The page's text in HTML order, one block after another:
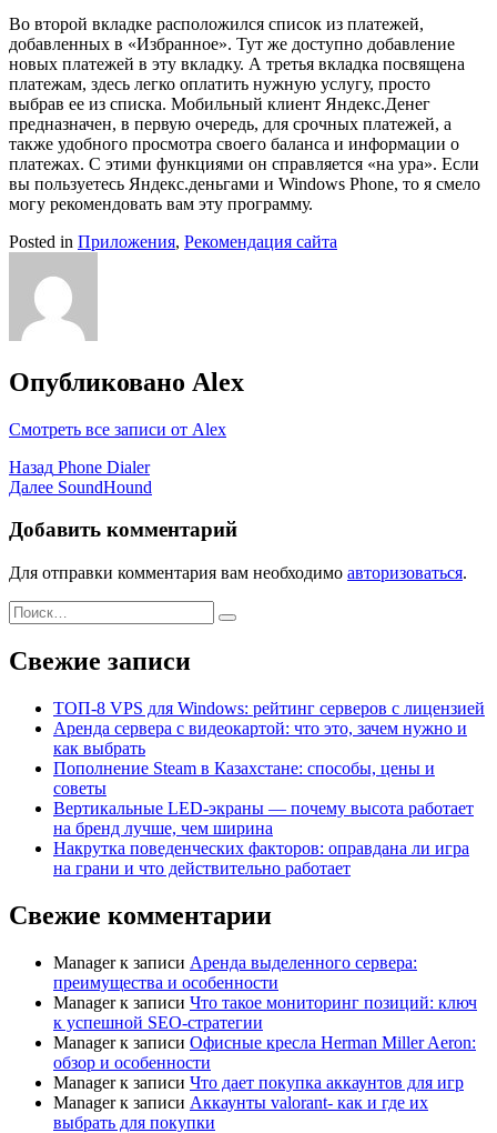
Во второй вкладке расположился список из платежей,
добавленных в «Избранное». Тут же доступно добавление
новых платежей в эту вкладку. А третья вкладка посвящена
платежам, здесь легко оплатить нужную услугу, просто
выбрав ее из списка. Мобильный клиент Яндекс.Денег
предназначен, в первую очередь, для срочных платежей, а
также удобного просмотра своего баланса и информации о
платежах. С этими функциями он справляется «на ура». Если
вы пользуетесь Яндекс.деньгами и Windows Phone, то я смело
могу рекомендовать вам эту программу.
Posted in Приложения, Рекомендация сайта
Опубликовано Alex
Смотреть все записи от Alex
Навигация
по
записям
Назад Phone Dialer
Далее SoundHound
Добавить комментарий
Для отправки комментария вам необходимо авторизоваться.
Поиск
Найти
Свежие записи
ТОП-8 VPS для Windows: рейтинг серверов с лицензией
Аренда сервера с видеокартой: что это, зачем нужно и
как выбрать
Пополнение Steam в Казахстане: способы, цены и
советы
Вертикальные LED-экраны — почему высота работает
на бренд лучше, чем ширина
Накрутка поведенческих факторов: оправдана ли игра
на грани и что действительно работает
Свежие комментарии
Managerк записи Аренда выделенного сервера:
преимущества и особенности
Managerк записи Что такое мониторинг позиций: ключ
к успешной SEO-стратегии
Managerк записи Офисные кресла Herman Miller Aeron:
обзор и особенности
Managerк записи Что дает покупка аккаунтов для игр
Managerк записи Аккаунты valorant- как и где их
выбрать для покупки